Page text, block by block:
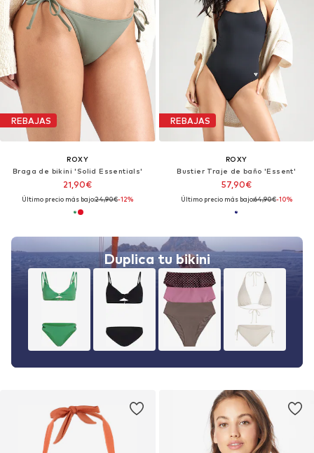
REBAJAS
ROXY
Braga de bikini 'Solid Essentials'
21,90€
Último precio más bajo:24,90€-12%
Duplica tu bikini
REBAJAS
ROXY
Bustier Traje de baño 'Essent'
57,90€
Último precio más bajo:64,90€-10%